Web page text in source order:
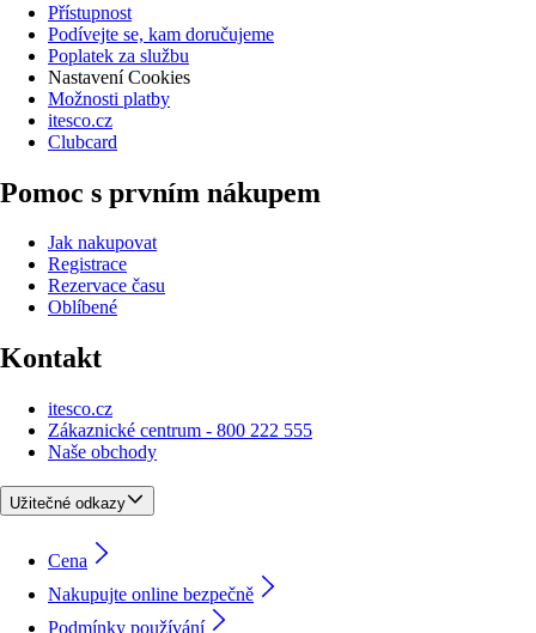
Přístupnost
Podívejte se, kam doručujeme
Poplatek za službu
Nastavení Cookies
Možnosti platby
itesco.cz
Clubcard
Pomoc s prvním nákupem
Jak nakupovat
Registrace
Rezervace času
Oblíbené
Kontakt
itesco.cz
Zákaznické centrum - 800 222 555
Naše obchody
Užitečné odkazy
Cena
Nakupujte online bezpečně
Podmínky používání